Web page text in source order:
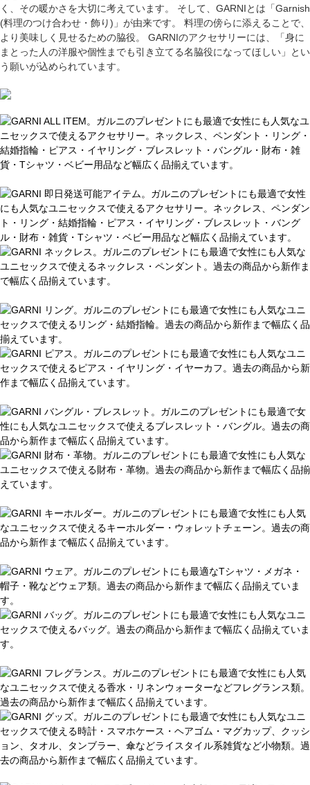
く、その暖かさを大切に考えています。 そして、GARNIとは「Garnish
(料理のつけ合わせ・飾り)」が由来です。 料理の傍らに添えることで、
より美味しく見せるための脇役。 GARNIのアクセサリーには、「身に
まとった人の洋服や個性までも引き立てる名脇役になってほしい」とい
う願いが込められています。